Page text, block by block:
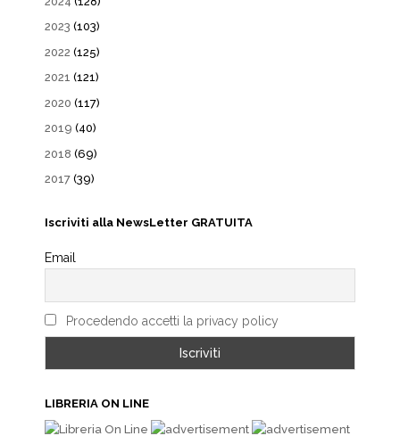
2023 (103)
2022 (125)
2021 (121)
2020 (117)
2019 (40)
2018 (69)
2017 (39)
Iscriviti alla NewsLetter GRATUITA
Email
Procedendo accetti la privacy policy
LIBRERIA ON LINE